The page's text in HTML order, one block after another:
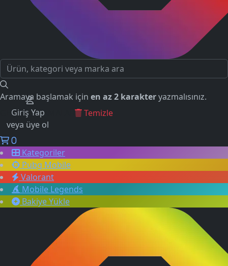
Aramaya başlamak için en az 2 karakteryazmalısınız.
GEÇMİŞ ARAMALAR
Temizle
Giriş Yap
veya üye ol
0
Kategoriler
Pubg Mobile
Valorant
Mobile Legends
Bakiye Yükle